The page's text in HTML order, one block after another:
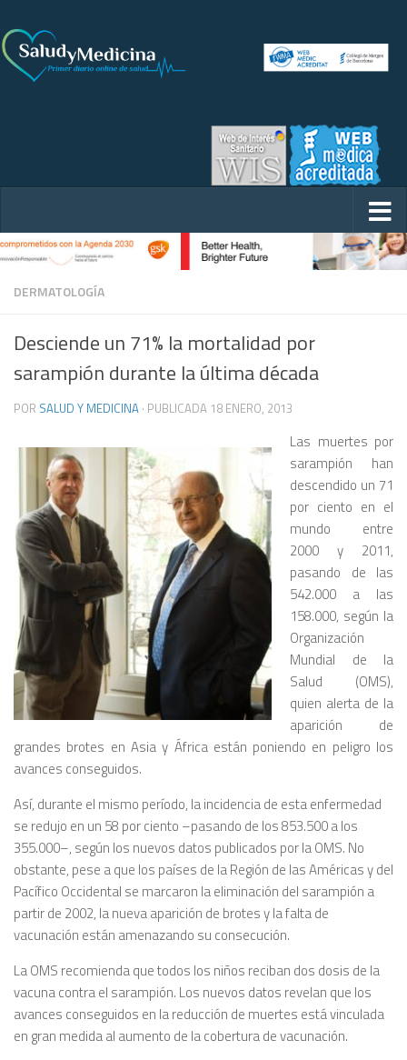
DERMATOLOGÍA
Desciende un 71% la mortalidad por
sarampión durante la última década
POR SALUD Y MEDICINA · PUBLICADA 18 ENERO, 2013
Las muertes por
sarampión han
descendido un 71
por ciento en el
mundo entre
2000 y 2011,
pasando de las
542.000 a las
158.000, según la
Organización
Mundial de la
Salud (OMS),
quien alerta de la
aparición de
grandes brotes en Asia y África están poniendo en peligro los
avances conseguidos.
Así, durante el mismo período, la incidencia de esta enfermedad
se redujo en un 58 por ciento –pasando de los 853.500 a los
355.000–, según los nuevos datos publicados por la OMS. No
obstante, pese a que los países de la Región de las Américas y del
Pacífico Occidental se marcaron la eliminación del sarampión a
partir de 2002, la nueva aparición de brotes y la falta de
vacunación están amenazando su consecución.
La OMS recomienda que todos los niños reciban dos dosis de la
vacuna contra el sarampión. Los nuevos datos revelan que los
avances conseguidos en la reducción de muertes está vinculada
en gran medida al aumento de la cobertura de vacunación.